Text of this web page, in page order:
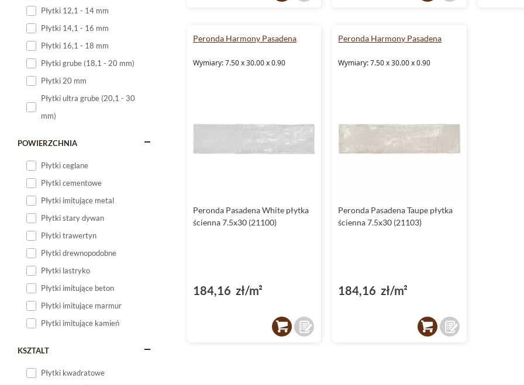
Płytki małe
Płytki 12,1 - 14 mm
Płytki 14,1 - 16 mm
Płytki 16,1 - 18 mm
Płytki grube (18,1 - 20 mm)
Płytki 20 mm
Płytki ultra grube (20,1 - 30
mm)
POWIERZCHNIA
Płytki ceglane
Płytki cementowe
Płytki imitujące metal
Płytki stary dywan
Płytki trawertyn
Płytki drewnopodobne
Płytki lastryko
Płytki imitujące beton
Płytki imitujące marmur
Płytki imitujące kamień
KSZTALT
Płytki kwadratowe
Peronda Harmony Pasadena
Wymiary: 7.50 x 30.00 x 0.90
Peronda Pasadena White płytka
ścienna 7.5x30 (21100)
184,16 zł/m²
Peronda Harmony Pasadena
Wymiary: 7.50 x 30.00 x 0.90
Peronda Pasadena Taupe płytka
ścienna 7.5x30 (21103)
184,16 zł/m²